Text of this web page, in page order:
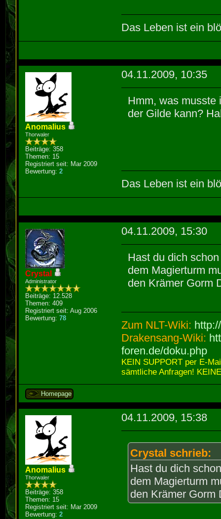
Das Leben ist ein
Anomalius
Thorwaler
Beiträge: 358
Themen: 15
Registriert seit: Mar 2009
Bewertung:2
04.11.2009, 10:35
Hmm, was musste
der Gilde kann?
Das Leben ist ein
Crystal
Administrator
Beiträge: 12.528
Themen: 409
Registriert seit: Aug 2006
Bewertung:78
04.11.2009, 15:30
Hast du dich
dem Magierturm
den Krämer Gorm
Zum NLT-Wiki:
Drakensang-Wiki:
foren.de/doku.php
KEIN SUPPORT per E-
sämtliche Anfragen!
Homepage
Anomalius
Thorwaler
Beiträge: 358
Themen: 15
Registriert seit: Mar 2009
Bewertung:2
04.11.2009, 15:38
Crystal schrieb:
Hast du dich
dem Magierturm
den Krämer Gorm